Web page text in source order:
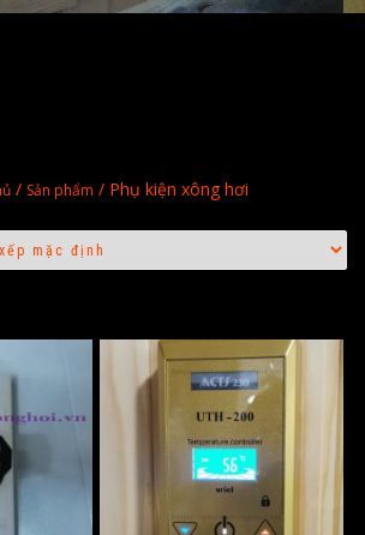
/ Sản phẩm / Phụ kiện xông hơi